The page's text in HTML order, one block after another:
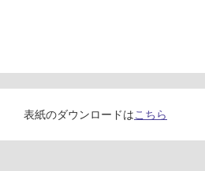
表紙のダウンロードはこちら